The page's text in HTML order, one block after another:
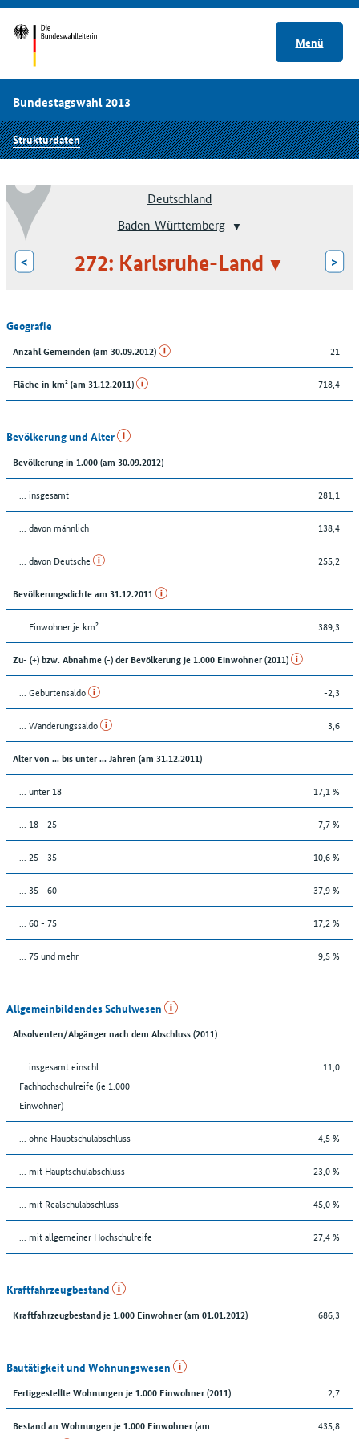
Menü
Bundestagswahl 2013
Strukturdaten
Deutschland
Baden-Württemberg
< 272: Karlsruhe-Land >
Geografie
Anzahl Gemeinden (am 30.09.2012) 21
Fläche in km² (am 31.12.2011) 718,4
Bevölkerung und Alter
Bevölkerung in 1.000 (am 30.09.2012)
... insgesamt 281,1
... davon männlich 138,4
... davon Deutsche 255,2
Bevölkerungsdichte am 31.12.2011
... Einwohner je km² 389,3
Zu- (+) bzw. Abnahme (-) der Bevölkerung je 1.000 Einwohner (2011)
... Geburtensaldo -2,3
... Wanderungssaldo 3,6
Alter von ... bis unter ... Jahren (am 31.12.2011)
... unter 18 17,1 %
... 18 - 25 7,7 %
... 25 - 35 10,6 %
... 35 - 60 37,9 %
... 60 - 75 17,2 %
... 75 und mehr 9,5 %
Allgemeinbildendes Schulwesen
Absolventen/Abgänger nach dem Abschluss (2011)
... insgesamt einschl.
Fachhochschulreife (je 1.000
Einwohner)
11,0
... ohne Hauptschulabschluss 4,5 %
... mit Hauptschulabschluss 23,0 %
... mit Realschulabschluss 45,0 %
... mit allgemeiner Hochschulreife 27,4 %
Kraftfahrzeugbestand
Kraftfahrzeugbestand je 1.000 Einwohner (am 01.01.2012) 686,3
Bautätigkeit und Wohnungswesen
Fertiggestellte Wohnungen je 1.000 Einwohner (2011) 2,7
Bestand an Wohnungen je 1.000 Einwohner (am
435,8